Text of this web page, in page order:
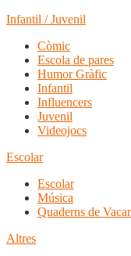
Infantil / Juvenil
Còmic
Escola de pares
Humor Gràfic
Infantil
Influencers
Juvenil
Videojocs
Escolar
Escolar
Música
Quaderns de
Altres